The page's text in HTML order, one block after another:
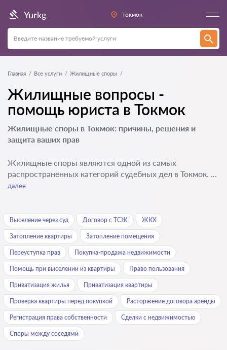
Yurkg Токмок
Главная Все услуги Жилищные споры
Жилищные вопросы -
помощь юриста в Токмок
Жилищные споры в Токмок: причины, решения и
защита ваших прав
Жилищные споры являются одной из самых
распространенных категорий судебных дел в Токмок. ...
далее
Выселение через суд Договор c ТСЖ ЖКХ
Затопление квартиры Затопление помещения
Переуступка прав Покупка-продажа недвижимости
Помощь при выселении из квартиры Право пользования
Приватизация жилья Приватизация квартиры
Проверка квартиры перед покупкой Расторжение договора аренды
Регистрация права собственности Сделки с недвижимостью
Споры между соседями